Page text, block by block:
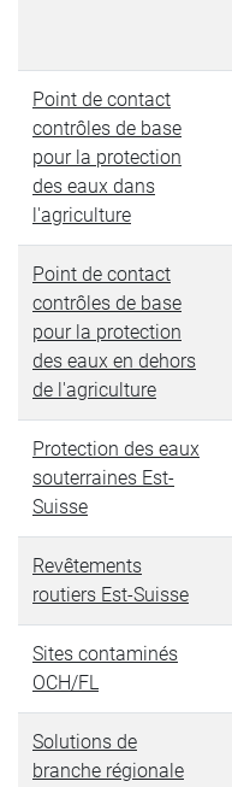
Point de contact
contrôles de base
pour la protection
des eaux dans
l'agriculture
Point de contact
contrôles de base
pour la protection
des eaux en dehors
de l'agriculture
Protection des eaux
souterraines Est-
Suisse
Revêtements
routiers Est-Suisse
Sites contaminés
OCH/FL
Solutions de
branche régionale